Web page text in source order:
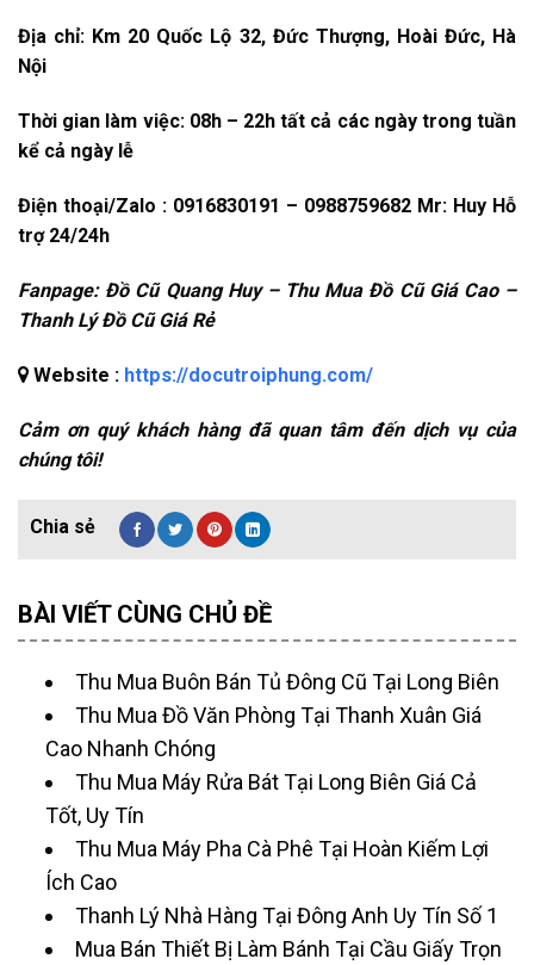
Địa chỉ: Km 20 Quốc Lộ 32, Đức Thượng, Hoài Đức, Hà
Nội
Thời gian làm việc: 08h – 22h tất cả các ngày trong tuần
kể cả ngày lễ
Điện thoại/Zalo : 0916830191 – 0988759682 Mr: Huy Hỗ
trợ 24/24h
Fanpage: Đồ Cũ Quang Huy – Thu Mua Đồ Cũ Giá Cao –
Thanh Lý Đồ Cũ Giá Rẻ
Website : https://docutroiphung.com/
Cảm ơn quý khách hàng đã quan tâm đến dịch vụ của
chúng tôi!
BÀI VIẾT CÙNG CHỦ ĐỀ
Thu Mua Buôn Bán Tủ Đông Cũ Tại Long Biên
Thu Mua Đồ Văn Phòng Tại Thanh Xuân Giá
Cao Nhanh Chóng
Thu Mua Máy Rửa Bát Tại Long Biên Giá Cả
Tốt, Uy Tín
Thu Mua Máy Pha Cà Phê Tại Hoàn Kiếm Lợi
Ích Cao
Thanh Lý Nhà Hàng Tại Đông Anh Uy Tín Số 1
Mua Bán Thiết Bị Làm Bánh Tại Cầu Giấy Trọn